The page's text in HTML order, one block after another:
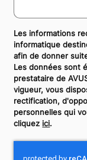
Les informations
informatique
afin de donner
Les données sont
prestataire de
vigueur, vous
rectification,
personnelles qui
cliquezici.